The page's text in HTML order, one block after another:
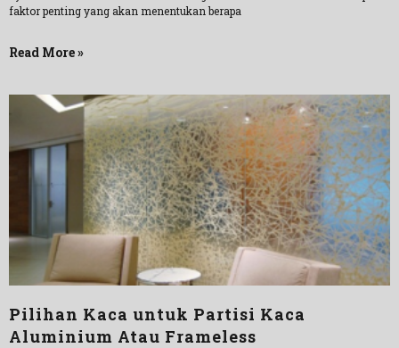
faktor penting yang akan menentukan berapa
Read More »
Pilihan Kaca untuk Partisi Kaca
Aluminium Atau Frameless